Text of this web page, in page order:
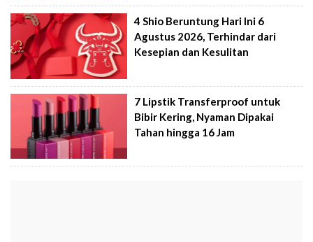
4 Shio Beruntung Hari Ini 6
Agustus 2026, Terhindar dari
Kesepian dan Kesulitan
7 Lipstik Transferproof untuk
Bibir Kering, Nyaman Dipakai
Tahan hingga 16 Jam